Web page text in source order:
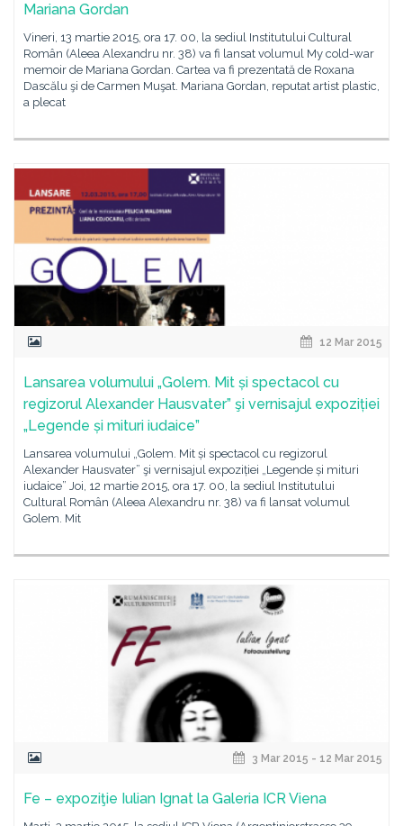
Mariana Gordan
Vineri, 13 martie 2015, ora 17. 00, la sediul Institutului Cultural
Român (Aleea Alexandru nr. 38) va fi lansat volumul My cold-war
memoir de Mariana Gordan. Cartea va fi prezentată de Roxana
Dascălu şi de Carmen Muşat. Mariana Gordan, reputat artist plastic,
a plecat
12 Mar 2015
Lansarea volumului „Golem. Mit și spectacol cu
regizorul Alexander Hausvater” şi vernisajul expoziției
„Legende și mituri iudaice”
Lansarea volumului „Golem. Mit și spectacol cu regizorul
Alexander Hausvater” şi vernisajul expoziției „Legende și mituri
iudaice” Joi, 12 martie 2015, ora 17. 00, la sediul Institutului
Cultural Român (Aleea Alexandru nr. 38) va fi lansat volumul
Golem. Mit
3 Mar 2015 - 12 Mar 2015
Fe – expoziţie Iulian Ignat la Galeria ICR Viena